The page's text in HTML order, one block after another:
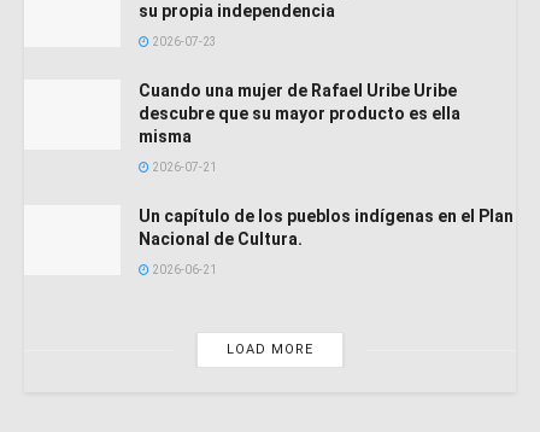
su propia independencia
2026-07-23
Cuando una mujer de Rafael Uribe Uribe
descubre que su mayor producto es ella
misma
2026-07-21
Un capítulo de los pueblos indígenas en el Plan
Nacional de Cultura.
2026-06-21
LOAD MORE